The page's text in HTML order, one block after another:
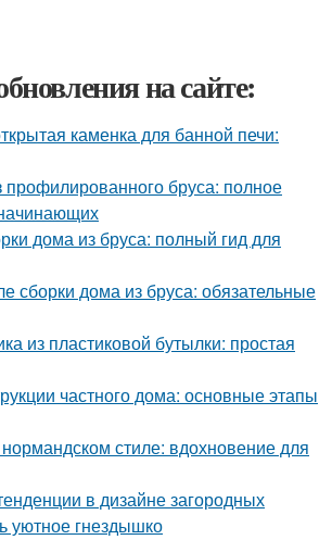
на сайте:
каменка для банной печи:
бруса: полное
дома из бруса: полный гид для
сборки дома из бруса: обязательные
из пластиковой бутылки: простая
частного дома: основные этапы
стиле: вдохновение для
в дизайне загородных
уютное гнездышко